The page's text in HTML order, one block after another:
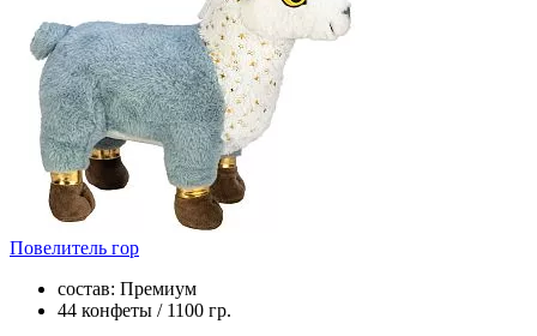
Повелитель гор
состав: Премиум
44 конфеты / 1100 гр.